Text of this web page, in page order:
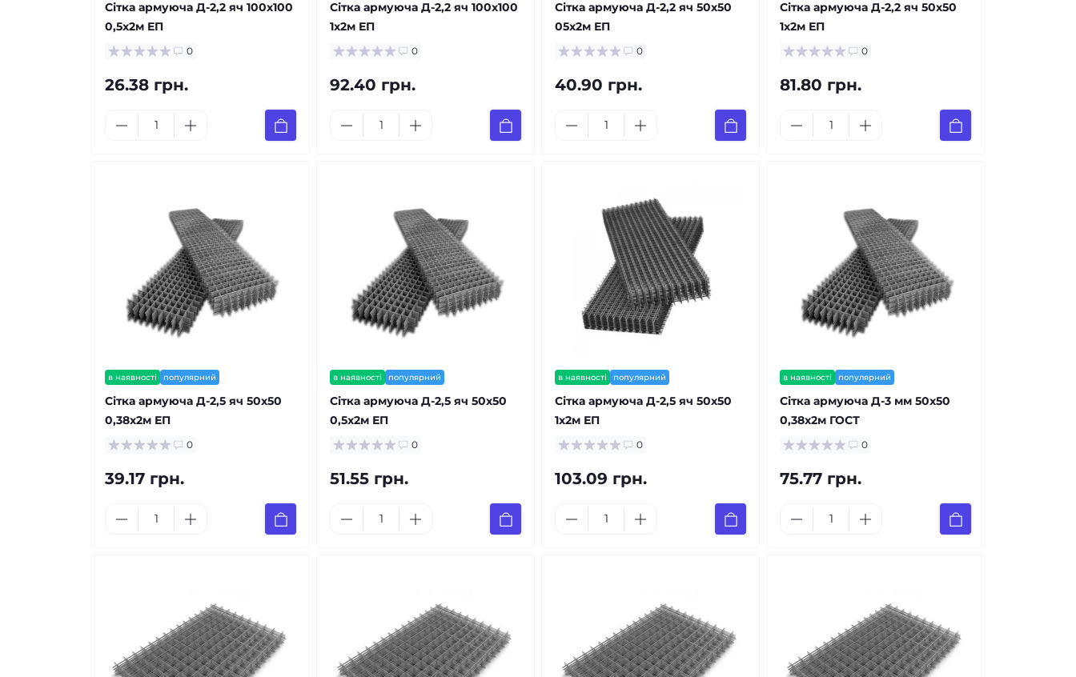
Сітка армуюча Д-2,2 яч 100х100
0,5x2м ЕП
0
26.38 грн.
Сітка армуюча Д-2,2 яч 100х100
1х2м ЕП
0
92.40 грн.
Сітка армуюча Д-2,2 яч 50х50
05x2м ЕП
0
40.90 грн.
Сітка армуюча Д-2,2 яч 50х50
1х2м ЕП
0
81.80 грн.
в наявності популярний
Сітка армуюча Д-2,5 яч 50x50
0,38x2м ЕП
0
39.17 грн.
в наявності популярний
Сітка армуюча Д-2,5 яч 50x50
0,5x2м ЕП
0
51.55 грн.
в наявності популярний
Сітка армуюча Д-2,5 яч 50x50
1x2м ЕП
0
103.09 грн.
в наявності популярний
Сітка армуюча Д-3 мм 50x50
0,38x2м ГОСТ
0
75.77 грн.